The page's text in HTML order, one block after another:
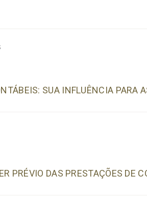
SUA INFLUÊNCIA PARA
PRÉVIO DAS PRESTAÇÕES DE